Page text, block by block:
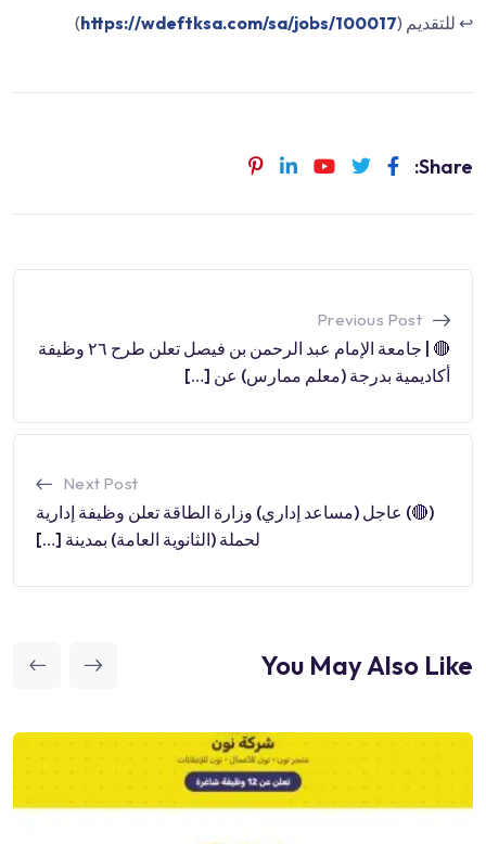
↩️ للتقديم (https://wdeftksa.com/sa/jobs/100017
)
Share:
Previous Post
🔴 | جامعة الإمام عبد الرحمن بن فيصل تعلن طرح ٢٦ وظيفة
أكاديمية بدرجة (معلم ممارس) عن […]
Next Post
(🔴) عاجل (مساعد إداري) وزارة الطاقة تعلن وظيفة إدارية
لحملة (الثانوية العامة) بمدينة […]
You May Also Like